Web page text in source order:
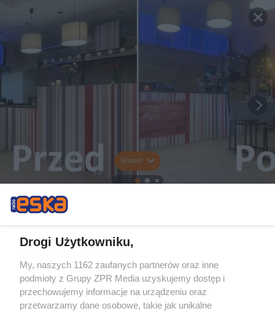
Rozwiń
Drogi Użytkowniku,
My, naszych 1162 zaufanych partnerów oraz inne
podmioty z Grupy ZPR Media uzyskujemy dostęp i
przechowujemy informacje na urządzeniu oraz
przetwarzamy dane osobowe, takie jak unikalne